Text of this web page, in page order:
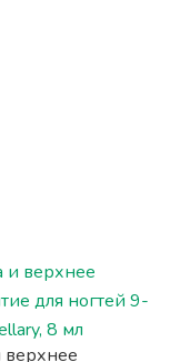
верхнее